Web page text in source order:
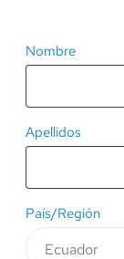
Nombre
Apellidos
País/Región
Ecuador